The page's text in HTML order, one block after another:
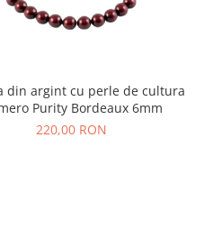
din argint cu perle de cultura
Purity Bordeaux 6mm
220,00 RON